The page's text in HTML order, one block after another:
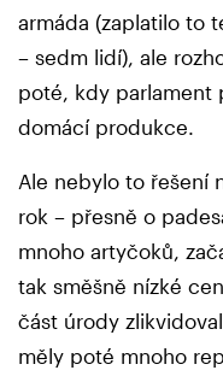
armáda (zaplatilo to
– sedm lidí), ale
poté, kdy parlament
domácí produkce.
Ale nebylo to řešení
rok – přesně o
mnoho artyčoků,
tak směšně nízké
část úrody
měly poté mnoho